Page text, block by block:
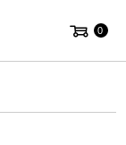
0